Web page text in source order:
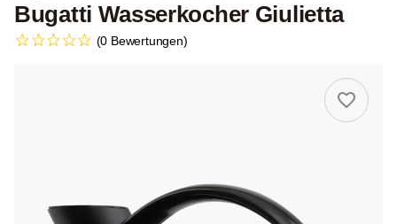
Bugatti Wasserkocher Giulietta
(0 Bewertungen)